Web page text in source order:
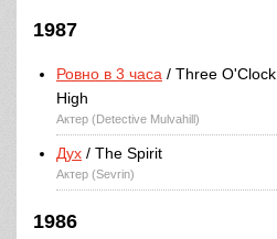
1987
Ровно в 3 часа / Three O'Clock
High
Актер (Detective Mulvahill)
Дух / The Spirit
Актер (Sevrin)
1986